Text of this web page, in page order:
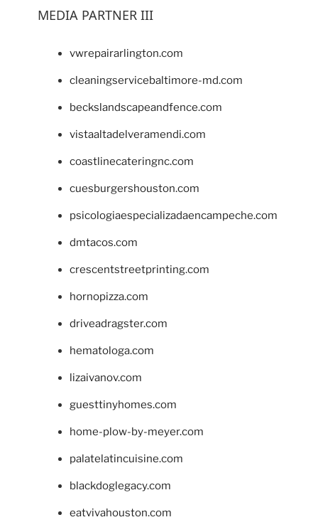
MEDIA PARTNER III
vwrepairarlington.com
cleaningservicebaltimore-md.com
beckslandscapeandfence.com
vistaaltadelveramendi.com
coastlinecateringnc.com
cuesburgershouston.com
psicologiaespecializadaencampeche.com
dmtacos.com
crescentstreetprinting.com
hornopizza.com
driveadragster.com
hematologa.com
lizaivanov.com
guesttinyhomes.com
home-plow-by-meyer.com
palatelatincuisine.com
blackdoglegacy.com
eatvivahouston.com